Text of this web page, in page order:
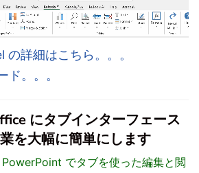
詳細はこちら。。。
ド。。。
にタブインターフェース
を大幅に簡単にします
でタブを使った編集と閲